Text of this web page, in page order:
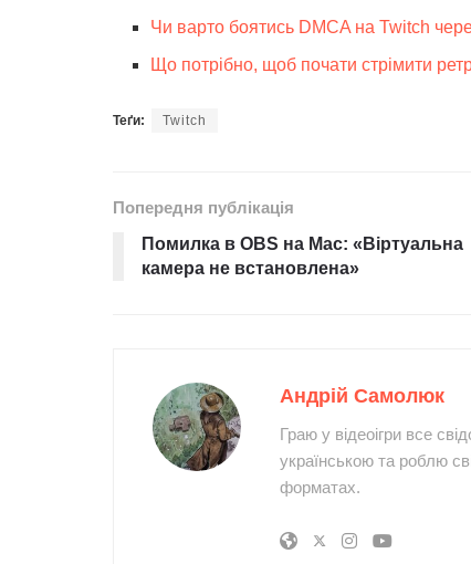
Чи варто боятись DMCA на Twitch
Що потрібно, щоб почати стрімити
Теґи: Twitch
Попередня публікація
Помилка в OBS на Mac: «Віртуальна
камера не встановлена»
Андрій Самолюк
Граю у відеоігри все
українською та роблю
форматах.